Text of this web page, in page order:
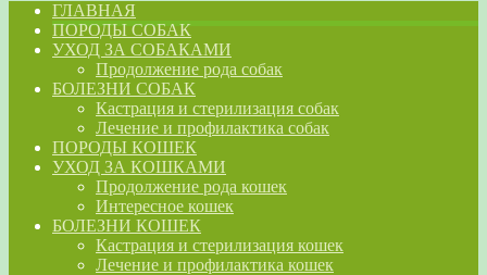
ГЛАВНАЯ
ПОРОДЫ СОБАК
УХОД ЗА СОБАКАМИ
Продолжение рода собак
БОЛЕЗНИ СОБАК
Кастрация и стерилизация собак
Лечение и профилактика собак
ПОРОДЫ КОШЕК
УХОД ЗА КОШКАМИ
Продолжение рода кошек
Интересное кошек
БОЛЕЗНИ КОШЕК
Кастрация и стерилизация кошек
Лечение и профилактика кошек